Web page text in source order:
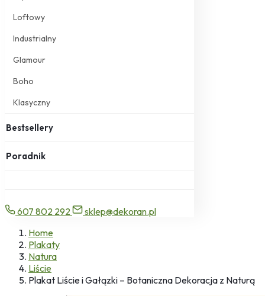
Loftowy
Industrialny
Glamour
Boho
Klasyczny
Bestsellery
Poradnik
607 802 292
sklep@dekoran.pl
Home
Plakaty
Natura
Liście
Plakat Liście i Gałązki – Botaniczna Dekoracja z Naturą